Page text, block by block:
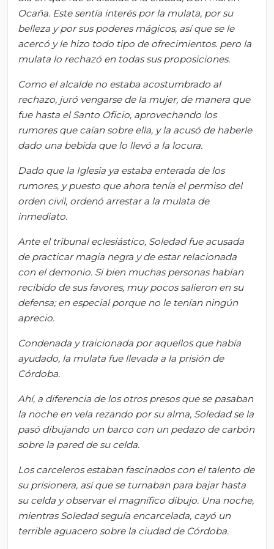
Ocaña. Este sentía interés por la mulata, por su
belleza y por sus poderes mágicos, así que se le
acercó y le hizo todo tipo de ofrecimientos. pero la
mulata lo rechazó en todas sus proposiciones.
Como el alcalde no estaba acostumbrado al
rechazo, juró vengarse de la mujer, de manera que
fue hasta el Santo Oficio, aprovechando los
rumores que caían sobre ella, y la acusó de haberle
dado una bebida que lo llevó a la locura.
Dado que la Iglesia ya estaba enterada de los
rumores, y puesto que ahora tenía el permiso del
orden civil, ordenó arrestar a la mulata de
inmediato.
Ante el tribunal eclesiástico, Soledad fue acusada
de practicar magia negra y de estar relacionada
con el demonio. Si bien muchas personas habían
recibido de sus favores, muy pocos salieron ensu
defensa; en especial porque no le tenían ningún
aprecio.
Condenada y traicionada por aquellos que había
ayudado, la mulata fue llevada a la prisión de
Córdoba.
Ahí, a diferencia de los otros presos que se pasaban
la noche en vela rezando por su alma, Soledad se la
pasó dibujando un barco con un pedazo de carbón
sobre la pared de su celda.
Los carceleros estaban fascinados con el talento de
su prisionera, así que se turnaban para bajar hasta
su celda y observar el magnífico dibujo. Una noche,
mientras Soledad seguía encarcelada, cayó un
terrible aguacero sobre la ciudad de Córdoba.